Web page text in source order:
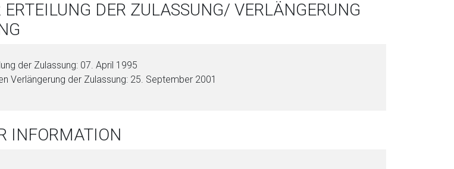
DER ZULASSUNG/ VERLÄNGERUNG
der Zulassung: 07. April 1995
Verlängerung der Zulassung: 25. September 2001
INFORMATION